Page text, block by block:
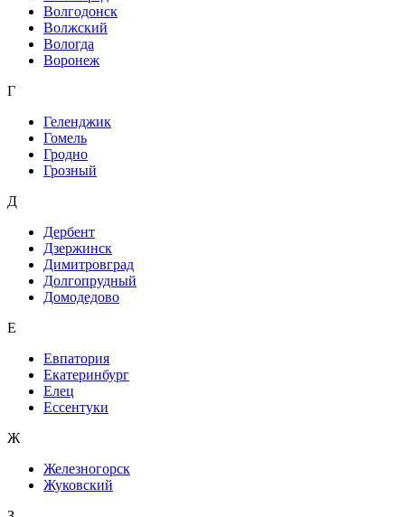
Волгодонск
Волжский
Вологда
Воронеж
Г
Геленджик
Гомель
Гродно
Грозный
Д
Дербент
Дзержинск
Димитровград
Долгопрудный
Домодедово
Е
Евпатория
Екатеринбург
Елец
Ессентуки
Ж
Железногорск
Жуковский